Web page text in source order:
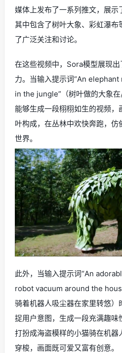
媒体上发布了一系列推文，展示
其中包含了树叶大象、彩虹瀑布
了广泛关注和讨论。
在这些视频中，Sora模型展现
力。当输入提示词“An
in the jungle”（树叶做的大象
能够生成一段栩栩如生的视频
叶构成，在丛林中欢快奔跑，
世界。
此外，当输入提示词“An
robot vacuum around the
骑着机器人吸尘器在家里转悠
捉用户意图，生成一段充满趣味
打扮成海盗模样的小猫骑在机器
穿梭，画面既可爱又富有创意。